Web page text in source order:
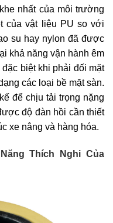
nhất của môi trường
của vật liệu PU so với
su hay nylon đã được
khả năng vận hành êm
biệt khi phải đối mặt
các loại bề mặt sàn.
để chịu tải trọng nặng
độ đàn hồi cần thiết
xe nâng và hàng hóa.
Thích Nghi Của